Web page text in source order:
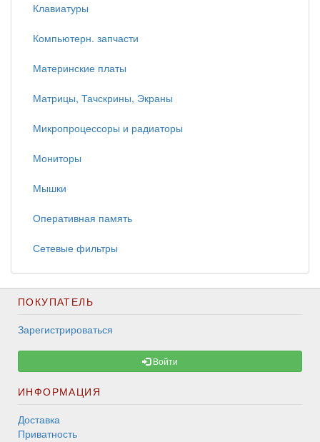
Клавиатуры
Компьютерн. запчасти
Материнские платы
Матрицы, Тачскрины, Экраны
Микропроцессоры и радиаторы
Мониторы
Мышки
Оперативная память
Сетевые фильтры
ПОКУПАТЕЛЬ
Зарегистрироваться
Войти
ИНФОРМАЦИЯ
Доставка
Приватность